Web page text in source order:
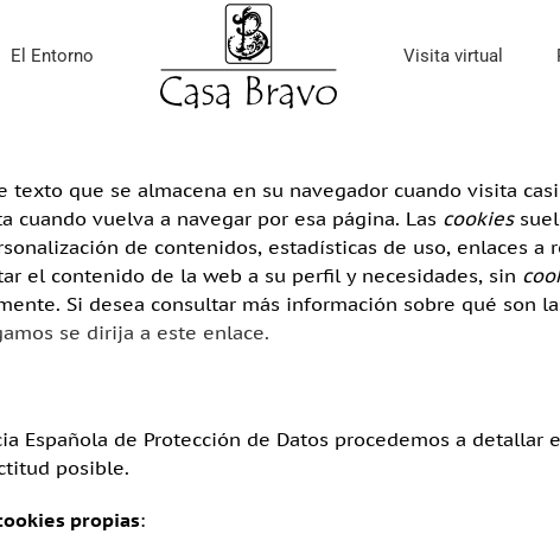
El Entorno Visita virtual
texto que se almacena en su navegador cuando visita
cuando vuelva a navegar por esa página. Las cookies
de contenidos, estadísticas de uso, enlaces a
el contenido de la web a su perfil y necesidades, sin
Si desea consultar más información sobre qué son
se dirija a este enlace.
Española de Protección de Datos procedemos a detallar
posible.
propias: